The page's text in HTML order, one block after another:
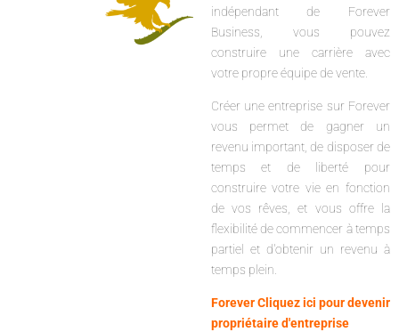
indépendant de Forever
Business, vous pouvez
construire une carrière avec
votre propre équipe de vente.
Créer une entreprise sur Forever
vous permet de gagner un
revenu important, de disposer de
temps et de liberté pour
construire votre vie en fonction
de vos rêves, et vous offre la
flexibilité de commencer à temps
partiel et d'obtenir un revenu à
temps plein.
Forever Cliquez ici pour devenir
propriétaire d'entreprise